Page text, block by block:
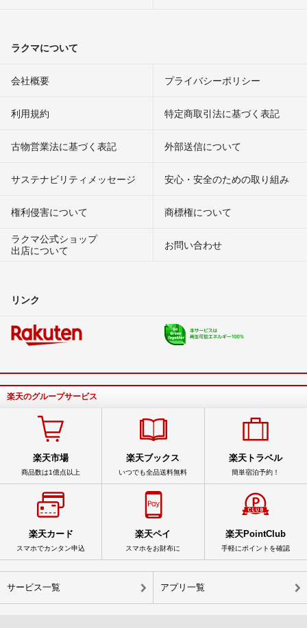
ラクマについて
会社概要 プライバシーポリシー
利用規約 特定商取引法に基づく表記
古物営業法に基づく表記 外部送信について
サステナビリティメッセージ 安心・安全のための取り組み
権利侵害について
商標権について
ラクマ公式ショップ
出店について
お問い合わせ
リンク
楽天のグループサービス
楽天市場
商品数は1億点以上
楽天ブックス
いつでも全品送料無料
楽天トラベル
簡単宿泊予約！
楽天カード
スマホでカンタン申込
楽天ペイ
スマホをお財布に
楽天PointClub
手軽にポイントを確認
サービス一覧 アプリ一覧